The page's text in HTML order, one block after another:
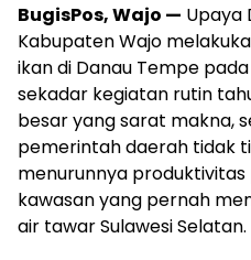
BugisPos, Wajo — Upaya
Kabupaten Wajo
ikan di Danau Tempe
sekadar kegiatan rutin
besar yang sarat makna,
pemerintah daerah tidak
menurunnya
kawasan yang pernah
air tawar Sulawesi Selatan.